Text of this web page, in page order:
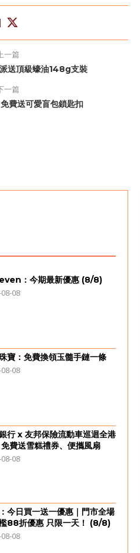
一篇
送頂級蠔油148g支裝
一篇
費送可愛盲包鎖匙扣
：今期最新優惠 (8/8)
08
寶：免費換領玉髓手鏈一條
08
行 x 友邦保險流動車巡迴全港
費送雪糕禮券、便攜風扇
08
今日買一送一優惠｜門市全場
88折優惠 只限一天！ (8/8)
08